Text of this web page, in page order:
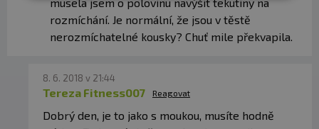
Neslazené -ovesnévločky,ovesnáinstantní mouka,
ultra- a mikrofiltrovanýsyrovátkovýproteinový
koncentrát, micelární kasein (zmléka ), sušenávejce
mouka, ultra- a mikrofiltrovaný
koncentrát, micelární kasein (z
mléka
náhradní sladidlo sukralóza
rozmíchání. Je normální, že jsou v těstě
nerozmíchatelné kousky? Chuť mile překvapila.
8. 6. 2018 v 21:44
Tereza Fitness007 Reagovat
Dobrý den, je to jako s moukou, musíte hodně